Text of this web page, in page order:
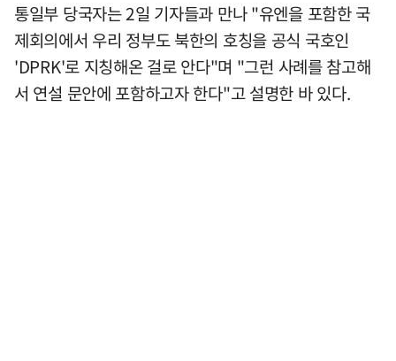
통일부 당국자는 2일 기자들과 만나 "유엔을 포함한 국
제회의에서 우리 정부도 북한의 호칭을 공식 국호인
'DPRK'로 지칭해온 걸로 안다"며 "그런 사례를 참고해
서 연설 문안에 포함하고자 한다"고 설명한 바 있다.